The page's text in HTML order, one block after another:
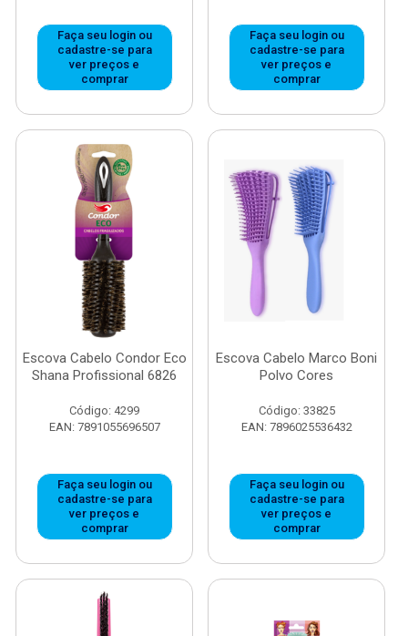
Faça seu login ou
cadastre-se para
ver preços e
comprar
Faça seu login ou
cadastre-se para
ver preços e
comprar
Escova Cabelo Condor Eco
Shana Profissional 6826
Código: 4299
EAN: 7891055696507
Faça seu login ou
cadastre-se para
ver preços e
comprar
Escova Cabelo Marco Boni
Polvo Cores
Código: 33825
EAN: 7896025536432
Faça seu login ou
cadastre-se para
ver preços e
comprar